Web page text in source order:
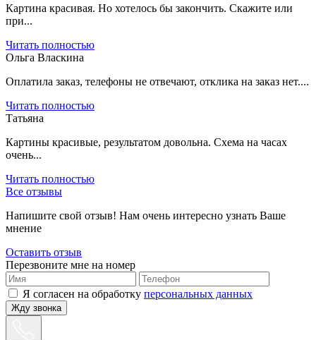
Картина красивая. Но хотелось бы закончить. Скажите или
при...
Читать полностью
Ольга Власкина
Оплатила заказ, телефоны не отвечают, отклика на заказ нет....
Читать полностью
Татьяна
Картины красивые, результатом довольна. Схема на часах
очень...
Читать полностью
Все отзывы
Напишите свой отзыв! Нам очень интересно узнать Ваше
мнение
Оставить отзыв
Перезвоните мне на номер
Я согласен на обработку персональных данных
Жду звонка